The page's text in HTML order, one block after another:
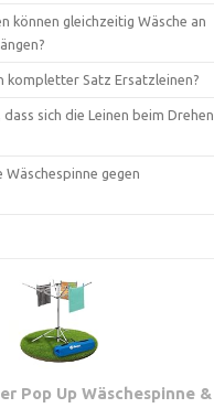
können gleichzeitig Wäsche an
kompletter Satz Ersatzleinen?
sich die Leinen beim Drehen
Wäschespinne gegen
Pop Up Wäschespinne &